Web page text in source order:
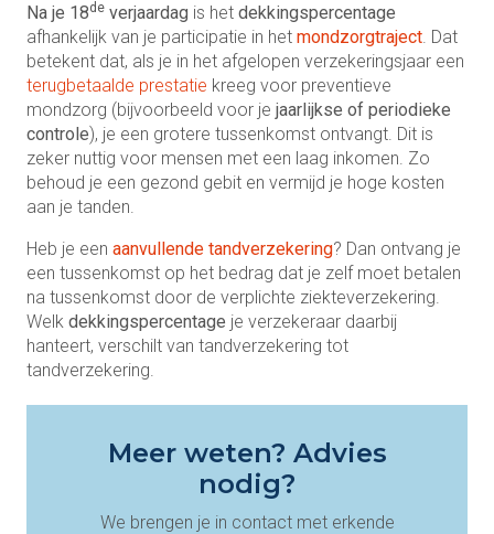
Na je 18de verjaardag is het dekkingspercentage
afhankelijk van je participatie in het mondzorgtraject . Dat
betekent dat, als je in het afgelopen verzekeringsjaar een
terugbetaalde prestatie kreeg voor preventieve
mondzorg (bijvoorbeeld voor je jaarlijkse of periodieke
controle), je een grotere tussenkomst ontvangt. Dit is
zeker nuttig voor mensen met een laag inkomen. Zo
behoud je een gezond gebit en vermijd je hoge kosten
aan je tanden.
Heb je een aanvullende tandverzekering? Dan ontvang je
een tussenkomst op het bedrag dat je zelf moet betalen
na tussenkomst door de verplichte ziekteverzekering.
Welk dekkingspercentage je verzekeraar daarbij
hanteert, verschilt van tandverzekering tot
tandverzekering.
Meer weten? Advies
nodig?
We brengen je in contact met erkende